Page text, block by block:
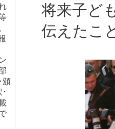
頒
将来子ど
伝えたこ